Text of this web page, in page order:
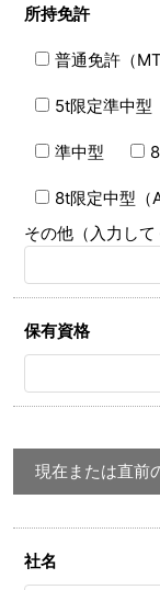
所持免許
普通免許（MT
5t限定準中型
準中型
8t限定中型（
その他（入力して
保有資格
現在または直前
社名